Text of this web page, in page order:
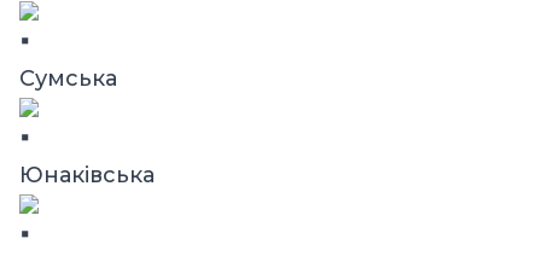
Сумська
Юнаківська